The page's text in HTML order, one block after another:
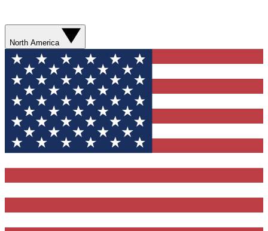
North America